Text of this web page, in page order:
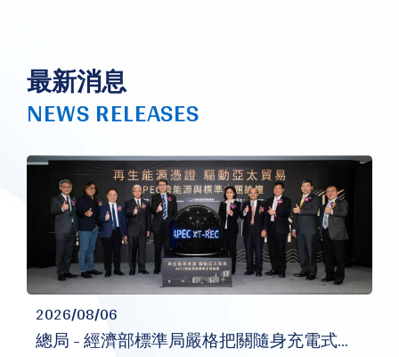
最新消息
NEWS RELEASES
2026/08/06
總局 - 經濟部標準局嚴格把關隨身充電式電器商品安全